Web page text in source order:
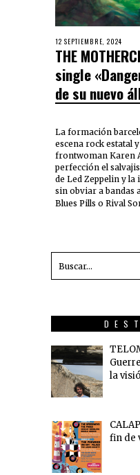
12 SEPTIEMBRE, 2024
THE
single
de su nuevo
La formación
escena rock estatal
frontwoman Karen
perfección el
de Led Zeppelin y la
sin obviar a bandas
Blues Pills o Rival
la
fin de